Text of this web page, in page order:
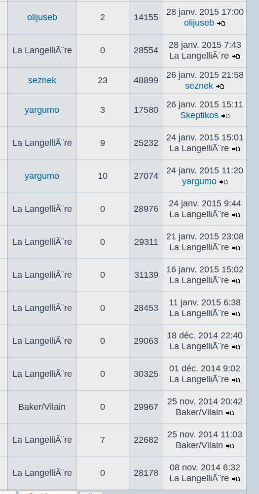
le
olijuseb 2 14155
28 janv. 2015 17:00
olijuseb
le
dernier
La LangelliÃ¨re 0 28554
28 janv. 2015 7:43
La LangelliÃ¨re
le
seznek 23 48899
26 janv. 2015 21:58
seznek
Voir
le
dernier
yargumo 3 17580
26 janv. 2015 15:11
Skeptikos
le
La LangelliÃ¨re 9 25232
24 janv. 2015 15:01
La LangelliÃ¨re
le
yargumo 10 27074
24 janv. 2015 11:20
yargumo
le
dernier
La LangelliÃ¨re 0 28976
24 janv. 2015 9:44
La LangelliÃ¨re
le
La LangelliÃ¨re 0 29311
21 janv. 2015 23:08
La LangelliÃ¨re
le
La LangelliÃ¨re 0 31139
16 janv. 2015 15:02
La LangelliÃ¨re
La LangelliÃ¨re 0 28453
11 janv. 2015 6:38
La LangelliÃ¨re
le
La LangelliÃ¨re 0 29063
18 déc. 2014 22:40
La LangelliÃ¨re
La LangelliÃ¨re 0 30325
01 déc. 2014 9:02
La LangelliÃ¨re
le
Baker/Vilain 0 29967
25 nov. 2014 20:42
Baker/Vilain
le
La LangelliÃ¨re 7 22682
25 nov. 2014 11:03
Baker/Vilain
le
La LangelliÃ¨re 0 28178
08 nov. 2014 6:32
La LangelliÃ¨re